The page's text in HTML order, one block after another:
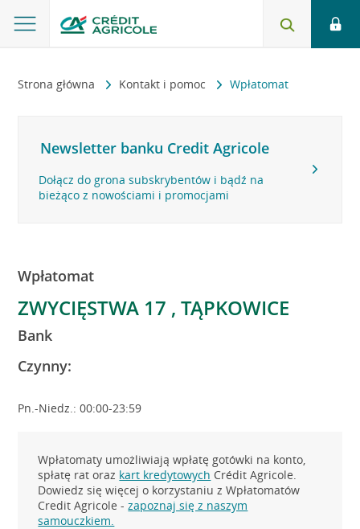
Strona główna Kontakt i pomoc Wpłatomat
Newsletter banku Credit Agricole
Dołącz do grona subskrybentów i bądź na
bieżąco z nowościami i promocjami
Wpłatomat
ZWYCIĘSTWA 17 , TĄPKOWICE
Bank
Czynny:
Pn.-Niedz.: 00:00-23:59
Wpłatomaty umożliwiają wpłatę gotówki na konto,
spłatę rat oraz kart kredytowych Crédit Agricole.
Dowiedz się więcej o korzystaniu z Wpłatomatów
Credit Agricole -zapoznaj się z naszym
samouczkiem.